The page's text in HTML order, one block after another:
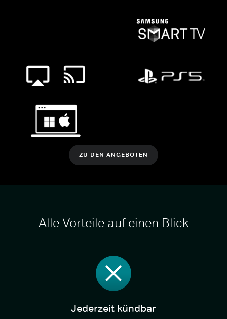
ZU DEN ANGEBOTEN
Alle Vorteile auf einen Blick
Jederzeit kündbar